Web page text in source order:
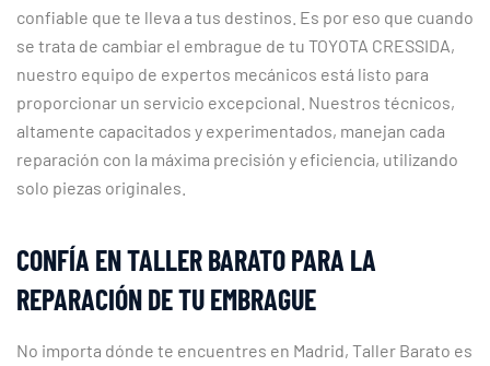
confiable que te lleva a tus destinos. Es por eso que cuando
se trata de cambiar el embrague de tu TOYOTA CRESSIDA,
nuestro equipo de expertos mecánicos está listo para
proporcionar un servicio excepcional. Nuestros técnicos,
altamente capacitados y experimentados, manejan cada
reparación con la máxima precisión y eficiencia, utilizando
solo piezas originales.
CONFÍA EN TALLER BARATO PARA LA
REPARACIÓN DE TU EMBRAGUE
No importa dónde te encuentres en Madrid, Taller Barato es